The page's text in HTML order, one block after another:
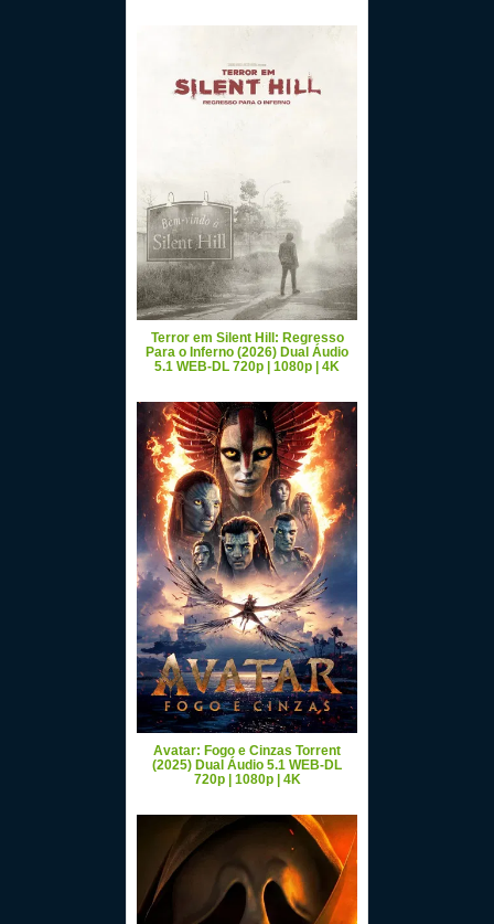
Terror em Silent Hill: Regresso
Para o Inferno (2026) Dual Áudio
5.1 WEB-DL 720p | 1080p | 4K
Avatar: Fogo e Cinzas Torrent
(2025) Dual Áudio 5.1 WEB-DL
720p | 1080p | 4K